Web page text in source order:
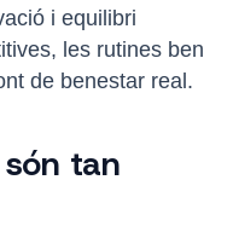
i equilibri
les rutines ben
de benestar real.
tan